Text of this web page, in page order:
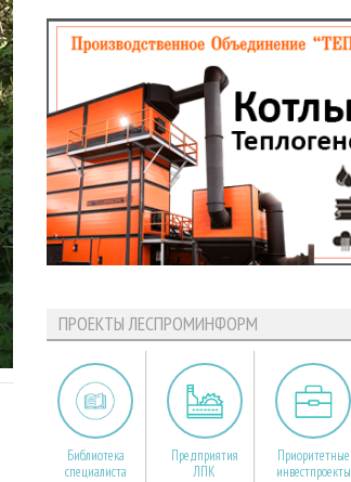
ПРОЕКТЫ ЛЕСПРОМИНФОРМ
Библиотека
специалиста
Предприятия
ЛПК
Приоритетные
инвестпроекты